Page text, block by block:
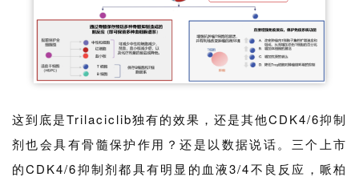
这到底是Trilaciclib独有的效果，还是其他CDK4/6抑制
剂也会具有骨髓保护作用？还是以数据说话。三个上市
的CDK4/6抑制剂都具有明显的血液3/4不良反应，哌柏